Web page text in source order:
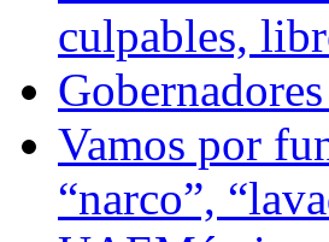
culpables,
Vamos por
“narco”,